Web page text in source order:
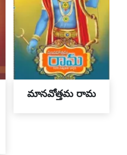
మానవోత్తమ రామ